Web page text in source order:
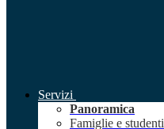
Servizi
Panoramica
Famiglie e studenti